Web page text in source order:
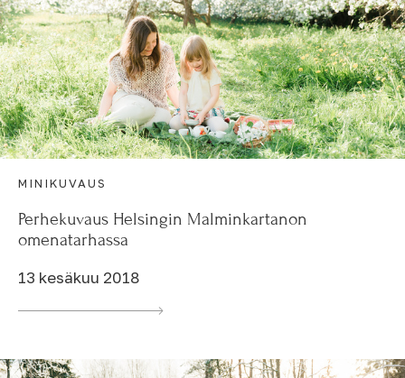
MINIKUVAUS
Perhekuvaus Helsingin Malminkartanon
omenatarhassa
13 kesäkuu 2018